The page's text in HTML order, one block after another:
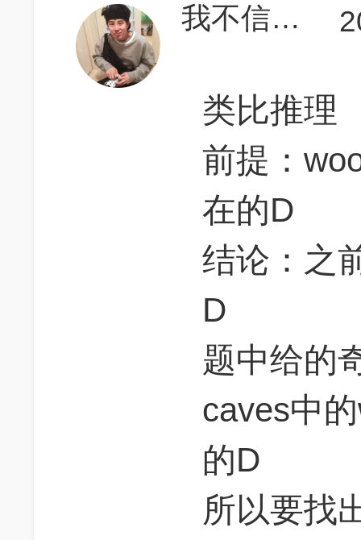
我不信我上不了700
类比推理
前提：
在的D
结论：之
D
题中给的
caves中
的D
所以要找